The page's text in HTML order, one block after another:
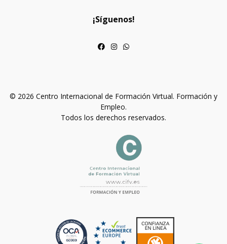
¡Síguenos!
© 2026 Centro Internacional de Formación Virtual. Formación y
Empleo.
Todos los derechos reservados.